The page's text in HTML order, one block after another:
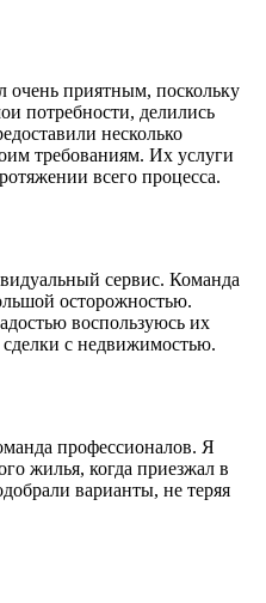
приятным, поскольку
потребности, делились
несколько
требованиям. Их услуги
всего процесса.
сервис. Команда
осторожностью.
воспользуюсь их
с недвижимостью.
профессионалов. Я
жилья, когда приезжал в
варианты, не теряя